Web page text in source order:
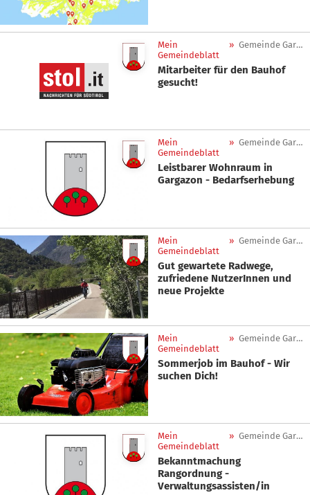
Mein
Gemeindeblatt
» Gemeinde Gargazon
Mitarbeiter für den Bauhof
gesucht!
Mein
Gemeindeblatt
» Gemeinde Gargazon
Leistbarer Wohnraum in
Gargazon - Bedarfserhebung
Mein
Gemeindeblatt
» Gemeinde Gargazon
Gut gewartete Radwege,
zufriedene NutzerInnen und
neue Projekte
Mein
Gemeindeblatt
» Gemeinde Gargazon
Sommerjob im Bauhof - Wir
suchen Dich!
Mein
Gemeindeblatt
» Gemeinde Gargazon
Bekanntmachung
Rangordnung -
Verwaltungsassisten/in